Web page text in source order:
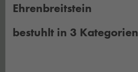
Ehrenbreitstein
bestuhlt in 3 Kategorien